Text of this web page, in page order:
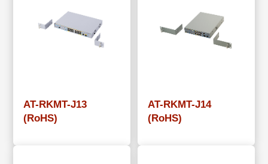
AT-RKMT-J13
(RoHS)
AT-RKMT-J14
(RoHS)